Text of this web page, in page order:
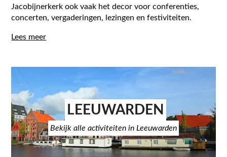
Jacobijnerkerk ook vaak het decor voor conferenties,
concerten, vergaderingen, lezingen en festiviteiten.
Lees meer
LEEUWARDEN
Bekijk alle activiteiten in Leeuwarden